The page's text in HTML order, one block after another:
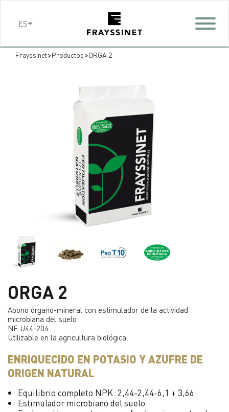
ES
Frayssinet>Productos>ORGA 2
ORGA 2
Abono órgano-mineral con estimulador de la actividad
microbiana del suelo
NF U44-204
Utilizable en la agricultura biológica
ENRIQUECIDO EN POTASIO Y AZUFRE DE
ORIGEN NATURAL
Equilibrio completo NPK: 2,44-2,44-6,1 + 3,66
Estimulador microbiano del suelo